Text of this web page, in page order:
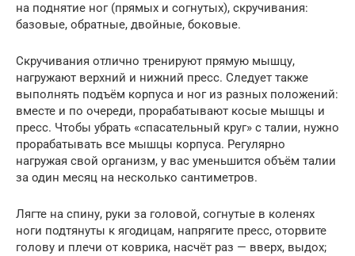
на поднятие ног (прямых и согнутых), скручивания:
базовые, обратные, двойные, боковые.
Скручивания отлично тренируют прямую мышцу,
нагружают верхний и нижний пресс. Следует также
выполнять подъём корпуса и ног из разных положений:
вместе и по очереди, прорабатывают косые мышцы и
пресс. Чтобы убрать «спасательный круг» с талии, нужно
прорабатывать все мышцы корпуса. Регулярно
нагружая свой организм, у вас уменьшится объём талии
за один месяц на несколько сантиметров.
Лягте на спину, руки за головой, согнутые в коленях
ноги подтянуты к ягодицам, напрягите пресс, оторвите
голову и плечи от коврика, насчёт раз — вверх, выдох;